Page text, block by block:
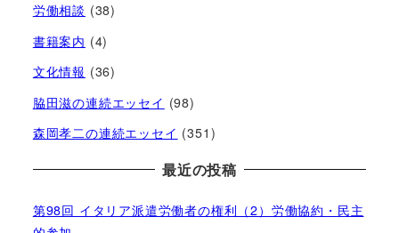
労働相談 (38)
書籍案内 (4)
文化情報 (36)
脇田滋の連続エッセイ (98)
森岡孝二の連続エッセイ (351)
最近の投稿
第98回 イタリア派遣労働者の権利（2）労働協約・民主